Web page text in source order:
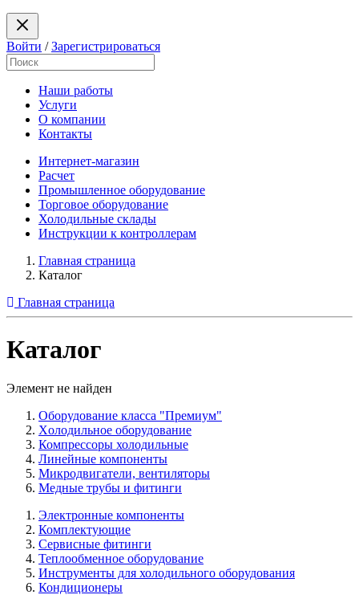
Войти /Зарегистрироваться
Наши работы
Услуги
О компании
Контакты
Интернет-магазин
Расчет
Промышленное оборудование
Торговое оборудование
Холодильные склады
Инструкции к контроллерам
Главная страница
Каталог
Главная страница
Каталог
Элемент не найден
Оборудование класса "Премиум"
Xолодильное оборудование
Компрессоры холодильные
Линейные компоненты
Микродвигатели, вентиляторы
Медные трубы и фитинги
Электронные компоненты
Комплектующие
Сервисные фитинги
Теплообменное оборудование
Инструменты для холодильного оборудования
Кондиционеры